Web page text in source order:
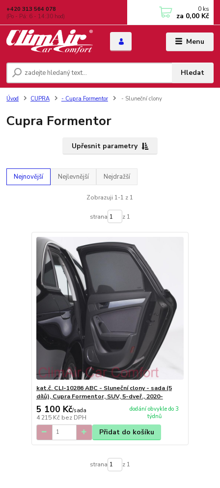
Menu
Hledat
+420 313 564 078
(Po - Pá: 6 - 14:30 hod)
0 ks
za 0,00 Kč
Úvod CUPRA - Cupra Formentor - Sluneční clony
Cupra Formentor
Upřesnit parametry
Nejnovější Nejlevnější Nejdražší
Zobrazuji 1-1 z 1
strana z 1
kat.č. CLI-10286 ABC - Sluneční clony - sada (5
dílů), Cupra Formentor, SUV, 5-dveř., 2020-
5 100 Kč/sada
4 215 Kč bez DPH
dodání obvykle do 3
týdnů
Přidat do košíku
strana z 1